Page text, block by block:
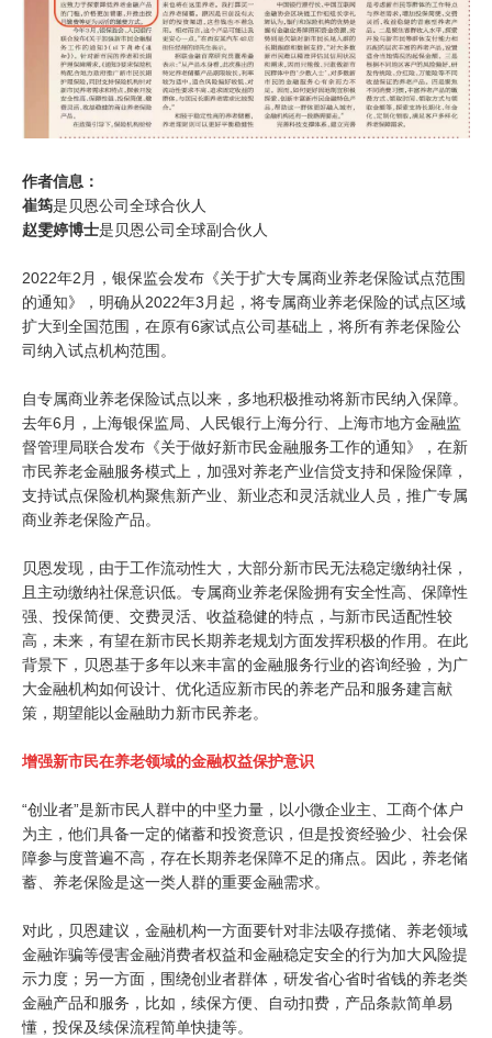
作者信息：
崔筠是贝恩公司全球合伙人
赵雯婷博士是贝恩公司全球副合伙人
2022年2月，银保监会发布《关于扩大专属商业养老保险试点范围
的通知》，明确从2022年3月起，将专属商业养老保险的试点区域
扩大到全国范围，在原有6家试点公司基础上，将所有养老保险公
司纳入试点机构范围。
自专属商业养老保险试点以来，多地积极推动将新市民纳入保障。
去年6月，上海银保监局、人民银行上海分行、上海市地方金融监
督管理局联合发布《关于做好新市民金融服务工作的通知》，在新
市民养老金融服务模式上，加强对养老产业信贷支持和保险保障，
支持试点保险机构聚焦新产业、新业态和灵活就业人员，推广专属
商业养老保险产品。
贝恩发现，由于工作流动性大，大部分新市民无法稳定缴纳社保，
且主动缴纳社保意识低。专属商业养老保险拥有安全性高、保障性
强、投保简便、交费灵活、收益稳健的特点，与新市民适配性较
高，未来，有望在新市民长期养老规划方面发挥积极的作用。在此
背景下，贝恩基于多年以来丰富的金融服务行业的咨询经验，为广
大金融机构如何设计、优化适应新市民的养老产品和服务建言献
策，期望能以金融助力新市民养老。
增强新市民在养老领域的金融权益保护意识
“创业者”是新市民人群中的中坚力量，以小微企业主、工商个体户
为主，他们具备一定的储蓄和投资意识，但是投资经验少、社会保
障参与度普遍不高，存在长期养老保障不足的痛点。因此，养老储
蓄、养老保险是这一类人群的重要金融需求。
对此，贝恩建议，金融机构一方面要针对非法吸存揽储、养老领域
金融诈骗等侵害金融消费者权益和金融稳定安全的行为加大风险提
示力度；另一方面，围绕创业者群体，研发省心省时省钱的养老类
金融产品和服务，比如，续保方便、自动扣费，产品条款简单易
懂，投保及续保流程简单快捷等。